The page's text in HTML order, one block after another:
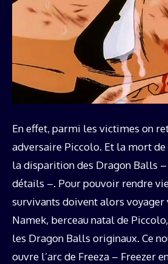
En effet, parmi les victimes on
adversaire Piccolo. Et la mort de
la disparition des Dragon Balls –
détails –. Pour pouvoir rendre
survivants doivent alors voyager
Namek, berceau natal de
les Dragon Balls originaux. Ce
ouvre l’arc de Freeza – Freezer